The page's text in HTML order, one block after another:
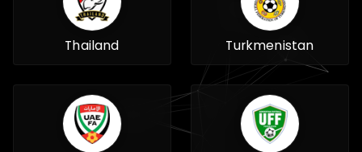
Thailand Turkmenistan